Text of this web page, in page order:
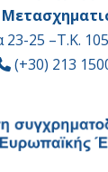
23-25 –Τ.Κ.
(+30) 213